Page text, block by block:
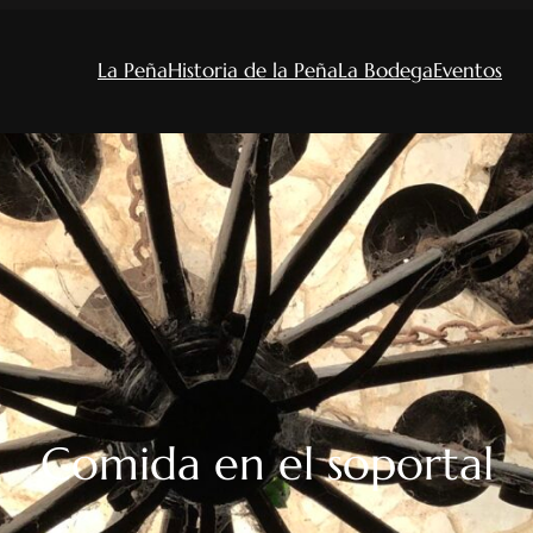
La PeñaHistoria de la PeñaLa BodegaEventos
Comida en el soportal